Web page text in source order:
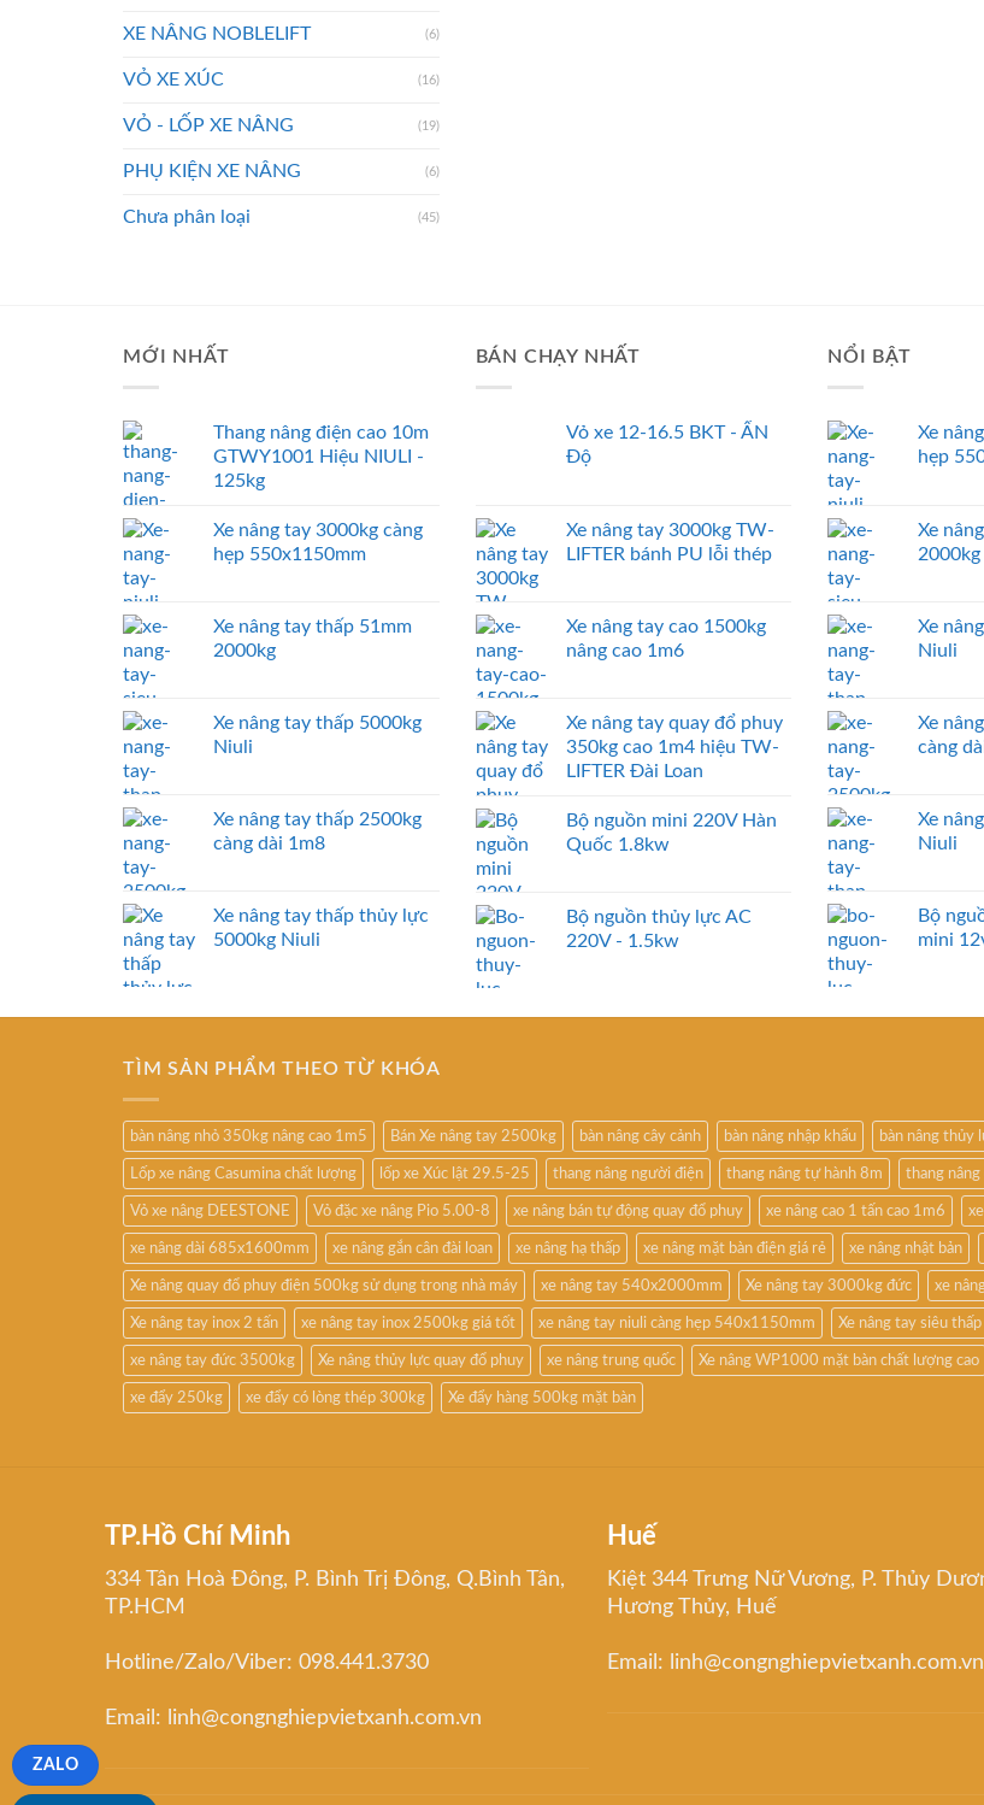
XE NÂNG NOBLELIFT (6)
VỎ XE XÚC (16)
VỎ - LỐP XE NÂNG (19)
PHỤ KIỆN XE NÂNG (6)
Chưa phân loại (45)
MỚI NHẤT
Thang nâng điện cao 10m
GTWY1001 Hiệu NIULI -
125kg
Xe nâng tay 3000kg càng
hẹp 550x1150mm
Xe nâng tay thấp 51mm
2000kg
Xe nâng tay thấp 5000kg
Niuli
Xe nâng tay thấp 2500kg
càng dài 1m8
Xe nâng tay thấp thủy lực
5000kg Niuli
BÁN CHẠY NHẤT
Vỏ xe 12-16.5 BKT - ẤN
Độ
Xe nâng tay 3000kg TW-
LIFTER bánh PU lỗi thép
Xe nâng tay cao 1500kg
nâng cao 1m6
Xe nâng tay quay đổ phuy
350kg cao 1m4 hiệu TW-
LIFTER Đài Loan
Bộ nguồn mini 220V Hàn
Quốc 1.8kw
Bộ nguồn thủy lực AC
220V - 1.5kw
NỔI BẬT
Xe
hẹp
Xe
2000kg
Xe
Niuli
Xe
càng
Xe
Niuli
Bộ
mini
TÌM SẢN PHẨM THEO TỪ KHÓA
bàn nâng nhỏ 350kg nâng cao 1m5 Bán Xe nâng tay 2500kg bàn nâng cây cảnh bàn nâng nhập khẩu bàn nâng thủy
Lốp xe nâng Casumina chất lượng lốp xe Xúc lật 29.5-25 thang nâng người điện thang nâng tự hành 8m thang nâng
Vỏ xe nâng DEESTONE Vỏ đặc xe nâng Pio 5.00-8 xe nâng bán tự động quay đổ phuy xe nâng cao 1 tấn cao 1m6
xe nâng dài 685x1600mm xe nâng gắn cân đài loan xe nâng hạ thấp xe nâng mặt bàn điện giá rẻ xe nâng nhật bản
Xe nâng quay đổ phuy điện 500kg sử dụng trong nhà máy xe nâng tay 540x2000mm Xe nâng tay 3000kg đức xe
Xe nâng tay inox 2 tấn xe nâng tay inox 2500kg giá tốt xe nâng tay niuli càng hẹp 540x1150mm Xe nâng tay siêu
xe nâng tay đức 3500kg Xe nâng thủy lực quay đổ phuy xe nâng trung quốc Xe nâng WP1000 mặt bàn chất lượng cao
xe đẩy 250kg xe đẩy có lòng thép 300kg Xe đẩy hàng 500kg mặt bàn
TP.Hồ Chí Minh
334 Tân Hoà Đông, P. Bình Trị Đông, Q.Bình Tân,
TP.HCM
Hotline/Zalo/Viber: 098.441.3730
Email: linh@congnghiepvietxanh.com.vn
Huế
Kiệt 344 Trưng Nữ Vương, P. Thủy
Hương Thủy, Huế
Email: linh@congnghiepvietxanh.com.vn
ZALO